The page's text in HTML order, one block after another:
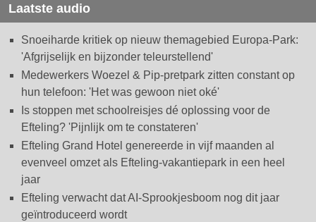
Laatste audio
Snoeiharde kritiek op nieuw themagebied Europa-Park:
'Afgrijselijk en bijzonder teleurstellend'
Medewerkers Woezel & Pip-pretpark zitten constant op
hun telefoon: 'Het was gewoon niet oké'
Is stoppen met schoolreisjes dé oplossing voor de
Efteling? 'Pijnlijk om te constateren'
Efteling Grand Hotel genereerde in vijf maanden al
evenveel omzet als Efteling-vakantiepark in een heel
jaar
Efteling verwacht dat AI-Sprookjesboom nog dit jaar
geïntroduceerd wordt